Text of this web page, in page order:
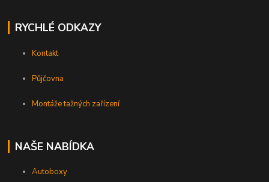
RYCHLÉ ODKAZY
Kontakt
Půjčovna
Montáže tažných zařízení
NAŠE NABÍDKA
Autoboxy